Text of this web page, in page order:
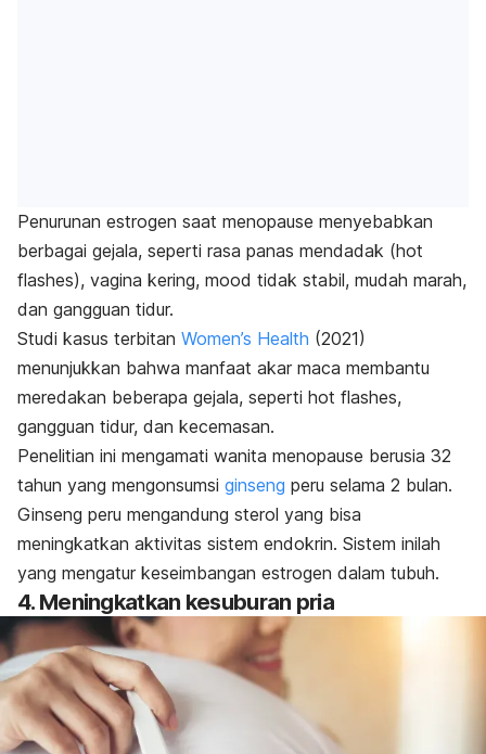
Penurunan estrogen saat menopause menyebabkan
berbagai gejala, seperti rasa panas mendadak (hot
flashes), vagina kering, mood tidak stabil, mudah marah,
dan gangguan tidur.
Studi kasus terbitan Women’s Health (2021)
menunjukkan bahwa manfaat akar maca membantu
meredakan beberapa gejala, seperti hot flashes,
gangguan tidur, dan kecemasan.
Penelitian ini mengamati wanita menopause berusia 32
tahun yang mengonsumsi ginseng peru selama 2 bulan.
Ginseng peru mengandung sterol yang bisa
meningkatkan aktivitas sistem endokrin. Sistem inilah
yang mengatur keseimbangan estrogen dalam tubuh.
4. Meningkatkan kesuburan pria